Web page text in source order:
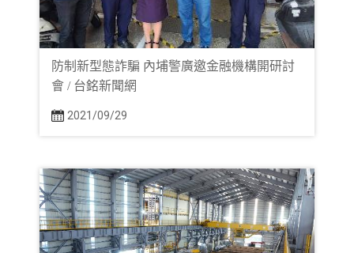
防制新型態詐騙 內埔警廣邀金融機構開研討
會 / 台銘新聞網
2021/09/29